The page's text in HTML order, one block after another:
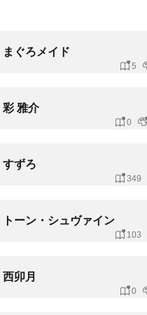
まぐろメイド
5
彩 雅介
0
すずろ
349
トーン・シュヴァイン
103
西卯月
0